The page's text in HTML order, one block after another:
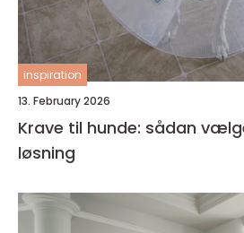
inspiration
13. February 2026
Krave til hunde: sådan
løsning